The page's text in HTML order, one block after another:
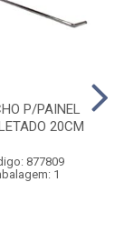
P/PAINEL
20CM
877809
1